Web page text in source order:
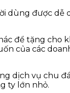
dùng được dễ
để tặng cho
của các
dịch vụ chu
ty lớn nhỏ.